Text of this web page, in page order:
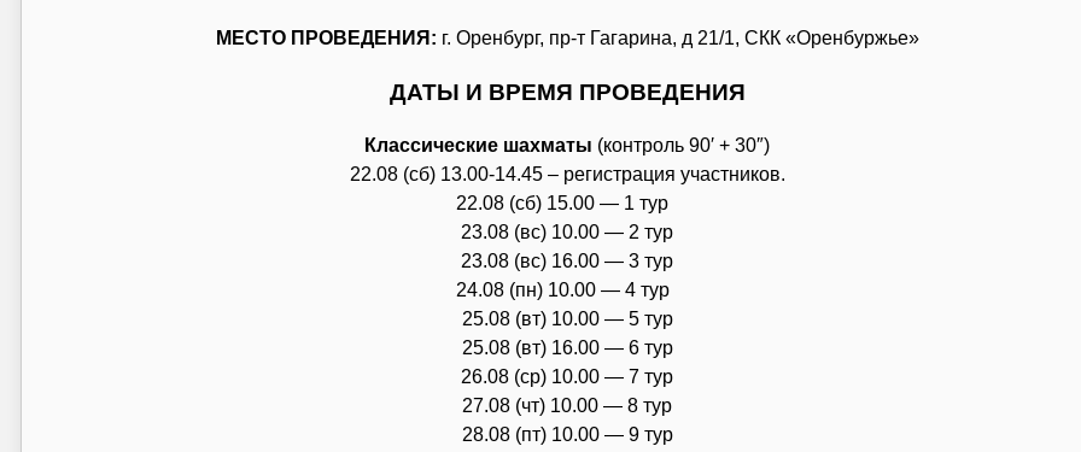
МЕСТО ПРОВЕДЕНИЯ: г. Оренбург, пр-т Гагарина, д 21/1, СКК «Оренбуржье»
ДАТЫ И ВРЕМЯ ПРОВЕДЕНИЯ
Классические шахматы (контроль 90′ + 30″)
22.08 (сб) 13.00-14.45 – регистрация участников.
22.08 (сб) 15.00 — 1 тур
23.08 (вс) 10.00 — 2 тур
23.08 (вс) 16.00 — 3 тур
24.08 (пн) 10.00 — 4 тур
25.08 (вт) 10.00 — 5 тур
25.08 (вт) 16.00 — 6 тур
26.08 (ср) 10.00 — 7 тур
27.08 (чт) 10.00 — 8 тур
28.08 (пт) 10.00 — 9 тур